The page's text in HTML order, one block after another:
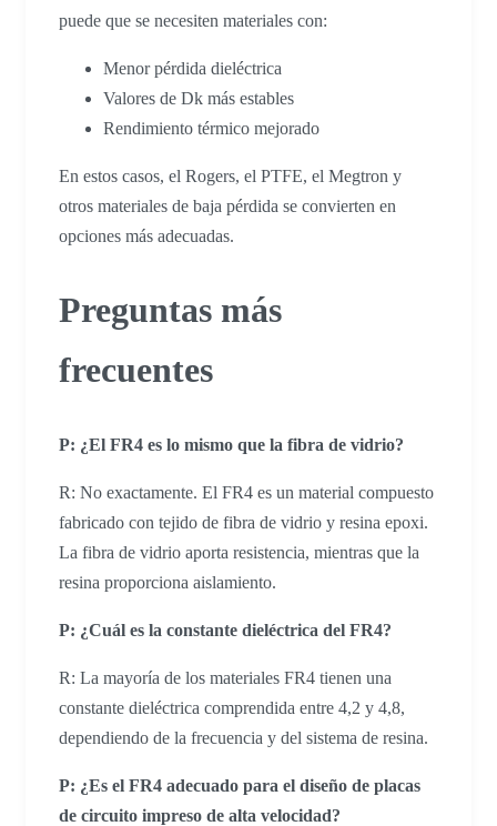
puede que se necesiten materiales con:
Menor pérdida dieléctrica
Valores de Dk más estables
Rendimiento térmico mejorado
En estos casos, el Rogers, el PTFE, el Megtron y
otros materiales de baja pérdida se convierten en
opciones más adecuadas.
Preguntas más
frecuentes
P: ¿El FR4 es lo mismo que la fibra de vidrio?
R: No exactamente. El FR4 es un material compuesto
fabricado con tejido de fibra de vidrio y resina epoxi.
La fibra de vidrio aporta resistencia, mientras que la
resina proporciona aislamiento.
P: ¿Cuál es la constante dieléctrica del FR4?
R: La mayoría de los materiales FR4 tienen una
constante dieléctrica comprendida entre 4,2 y 4,8,
dependiendo de la frecuencia y del sistema de resina.
P: ¿Es el FR4 adecuado para el diseño de placas
de circuito impreso de alta velocidad?